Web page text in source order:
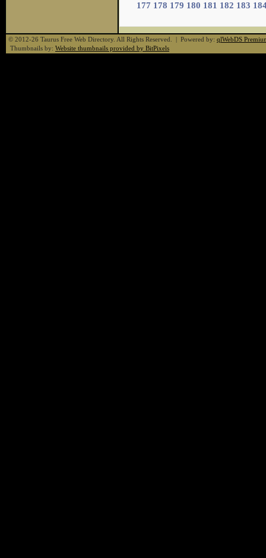
177 178 179 180 181 182 183
© 2012-26 Taurus Free Web Directory. All Rights Reserved. | Powered by: qlWebDS
Thumbnails by: Website thumbnails provided by BitPixels